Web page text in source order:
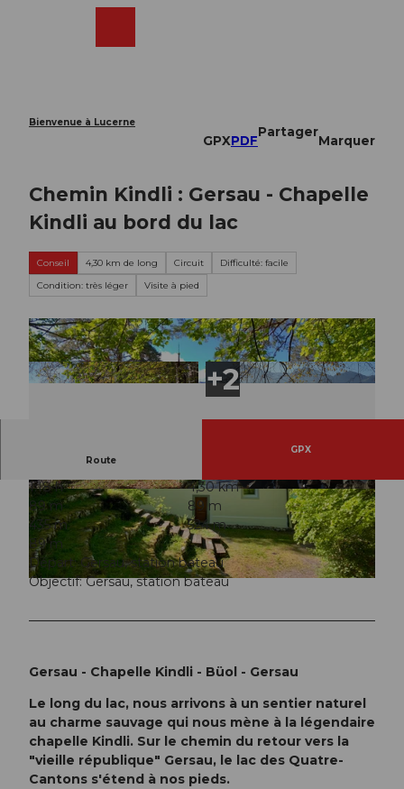
Bienvenue à Lucerne
GPXPDF
Partager
Marquer
Chemin Kindli : Gersau - Chapelle
Kindli au bord du lac
Conseil 4,30 km de long Circuit
Difficulté: facile
Condition: très léger
Visite à pied
© Denise Gerth, Gersau Tourismus
© Denise Gerth, Gersau Tourismus © Denise Gerth, Gersau Tourismus
Route
GPX
1:18 h
4,30 km
89 m
89 m
435 m
524 m
89 m
Départ: Gersau, station bateau
Objectif: Gersau, station bateau
Gersau - Chapelle Kindli - Büol - Gersau
Le long du lac, nous arrivons à un sentier naturel
au charme sauvage qui nous mène à la légendaire
chapelle Kindli. Sur le chemin du retour vers la
"vieille république" Gersau, le lac des Quatre-
Cantons s'étend à nos pieds.